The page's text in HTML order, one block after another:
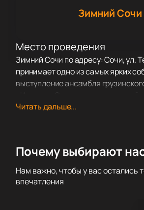
Зимний Сочи
Место проведения
Зимний Сочи по адресу: Сочи, ул.
принимает одно из самых ярких
выступление ансамбля
акустикой и комфортом.
Ансамбль «Иверия» под
Чачанидзе приглашает зрителей
хореографическое шоу «Сказание
Коллектив получил признание в
Читать дальше...
Почему выбирают
Нам важно, чтобы у вас остались
впечатления